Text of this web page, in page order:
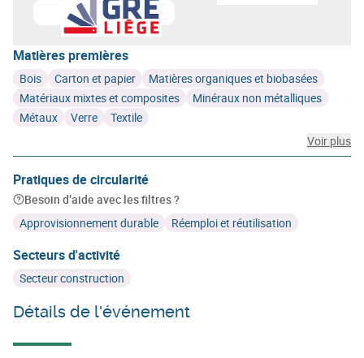
Matières premières
Bois Carton et papier
Matières organiques et biobasées
Matériaux mixtes et composites
Minéraux non métalliques
Métaux
Verre
Textile
Voir plus
Pratiques de circularité
Besoin d’aide avec les filtres ?
Approvisionnement durable
Réemploi et réutilisation
Secteurs d'activité
Secteur construction
Détails de l'événement